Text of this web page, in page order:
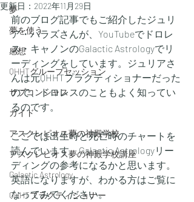
夢
夢を使う
感想
QHHTグループセッション
サブコンシャス
ガイド
アスクレピオス夢の神殿学校
アスクレピオス夢の神殿学校講座
Galactic Astrology
QHHTプラクティショナー
更新日： 2022年11月29日
前のブログ記事でもご紹介したジュリ
ア・バラズさんが、YouTubeでドロレ
ス・キャノンのGalactic Astrologyでリ
ーディングをしています。ジュリアさ
んは元QHHTプラクティショナーだった
ので、ドロレスのこともよく知ってい
るのです。
ここでは出生時と死亡時のチャートを
読んでいます。Galactic Astrologyリー
ディングの参考になるかと思います。
英語になりますが、わかる方はご覧に
なってみてください。